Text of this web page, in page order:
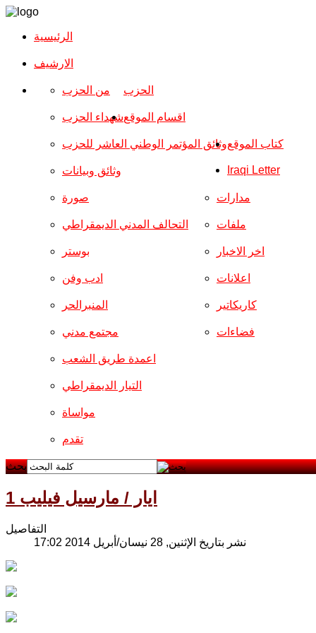
الرئيسية
الارشیف
الحزب من الحزب
شهداء الحزب
وثائق المؤتمر الوطني العاشر للحزب
وثائق وبيانات
اقسام الموقع
صورة
التحالف المدني الديمقراطي
بوستر
ادب وفن
المنبرالحر
مجتمع مدني
مدارات
ملفات
اخر الاخبار
اعلانات
كاريكاتير
فضاءات
اعمدة طريق الشعب
التيار الديمقراطي
مواساة
تقدم
كتاب الموقع
Iraqi Letter
بحث
1 ايار / مارسيل فيليب
التفاصيل
نشر بتاريخ الإثنين, 28 نيسان/أبريل 2014 17:02